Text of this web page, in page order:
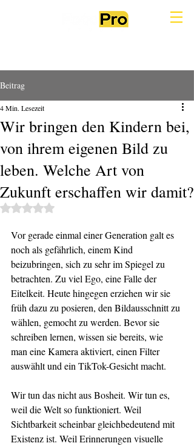
Beitrag
Wir bringen den Kindern bei,
von ihrem eigenen Bild zu
leben. Welche Art von
Zukunft erschaffen wir damit?
4 Min. Lesezeit
Mit NaN von 5 Sternen bewertet.
Vor gerade einmal einer Generation galt es
noch als gefährlich, einem Kind
beizubringen, sich zu sehr im Spiegel zu
betrachten. Zu viel Ego, eine Falle der
Eitelkeit. Heute hingegen erziehen wir sie
früh dazu zu posieren, den Bildausschnitt zu
wählen, gemocht zu werden. Bevor sie
schreiben lernen, wissen sie bereits, wie
man eine Kamera aktiviert, einen Filter
auswählt und ein TikTok-Gesicht macht.
Wir tun das nicht aus Bosheit. Wir tun es,
weil die Welt so funktioniert. Weil
Sichtbarkeit scheinbar gleichbedeutend mit
Existenz ist. Weil Erinnerungen visuelle